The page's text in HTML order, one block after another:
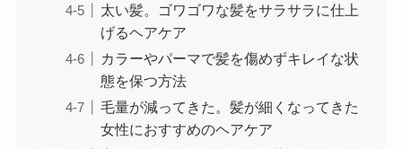
太い髪。ゴワゴワな髪をサラサラに仕上
げるヘアケア
カラーやパーマで髪を傷めずキレイな状
態を保つ方法
毛量が減ってきた。髪が細くなってきた
女性におすすめのヘアケア